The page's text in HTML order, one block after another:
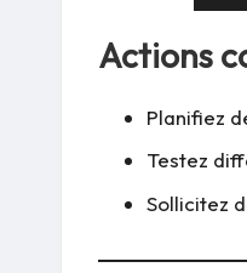
Actions
Planifiez
Testez
Sollicitez